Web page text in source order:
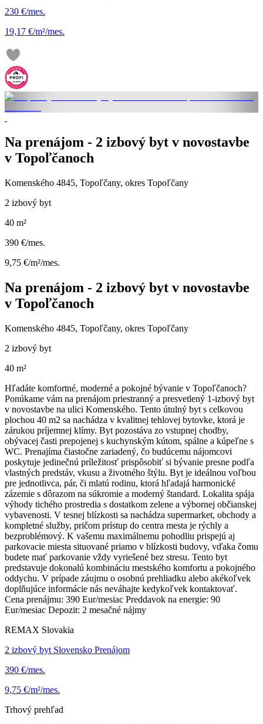
230 €/mes.
19,17 €/m²/mes.
Na prenájom - 2 izbový byt v novostavbe
v Topoľčanoch
Komenského 4845, Topoľčany, okres Topoľčany
2 izbový byt
40 m²
390 €/mes.
9,75 €/m²/mes.
Na prenájom - 2 izbový byt v novostavbe
v Topoľčanoch
Komenského 4845, Topoľčany, okres Topoľčany
2 izbový byt
40 m²
Hľadáte komfortné, moderné a pokojné bývanie v Topoľčanoch?
Ponúkame vám na prenájom priestranný a presvetlený 1-izbový byt
v novostavbe na ulici Komenského. Tento útulný byt s celkovou
plochou 40 m2 sa nachádza v kvalitnej tehlovej bytovke, ktorá je
zárukou príjemnej klímy. Byt pozostáva zo vstupnej chodby,
obývacej časti prepojenej s kuchynským kútom, spálne a kúpeľne s
WC. Prenajíma čiastočne zariadený, čo budúcemu nájomcovi
poskytuje jedinečnú príležitosť prispôsobiť si bývanie presne podľa
vlastných predstáv, vkusu a životného štýlu. Byt je ideálnou voľbou
pre jednotlivca, pár, či mlatú rodinu, ktorá hľadajá harmonické
zázemie s dôrazom na súkromie a moderný štandard. Lokalita spája
výhody tichého prostredia s dostatkom zelene a výbornej občianskej
vybavenosti. V tesnej blízkosti sa nachádza supermarket, obchody a
kompletné služby, pričom prístup do centra mesta je rýchly a
bezproblémový. K vašemu maximálnemu pohodliu prispejú aj
parkovacie miesta situované priamo v blízkosti budovy, vďaka čomu
budete mať parkovanie vždy vyriešené bez stresu. Tento byt
predstavuje dokonalú kombináciu mestského komfortu a pokojného
oddychu. V prípade záujmu o osobnú prehliadku alebo akékoľvek
doplňujúce informácie nás neváhajte kedykoľvek kontaktovať.
Cena prenájmu: 390 Eur/mesiac Preddavok na energie: 90
Eur/mesiac Depozit: 2 mesačné nájmy
REMAX Slovakia
2 izbový byt Slovensko Prenájom
390 €/mes.
9,75 €/m²/mes.
Trhový prehľad